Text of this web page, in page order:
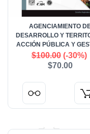
AGENCIAMIENTO
DESARROLLO Y
ACCIÓN PÚBLICA Y
INSTITUCIONAL EN
RURALES Y
$100.00(-30%)
$70.00